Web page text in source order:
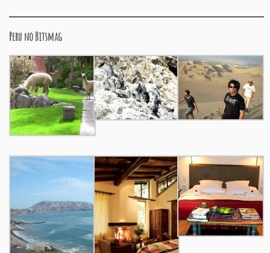
Peru no Bitsmag